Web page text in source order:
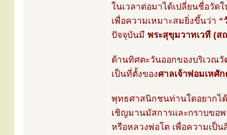
ในเวลาต่อมาได้เปลี่ยนชื่อวัด
เพื่อความเหมาะสมยิ่งขึ้นว่า “
ปัจจุบันมี พระสุขุมวาทเวที (ส
ด้านทิศตะวันออกของบริเวณ
เป็นที่ตั้งของศาลเจ้าพ่อมเหศั
พุทธศาสนิกชนท่านใดอยากไ
เชิญมานมัสการและกราบขอ
หรือหลวงพ่อโต เพื่อความเป็